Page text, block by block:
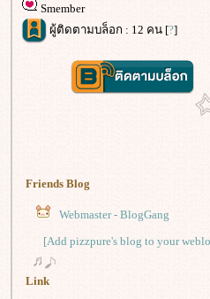
Smember
ผู้ติดตามบล็อก : 12 คน [?]
Friends Blog
Webmaster - BlogGang
[Add pizzpure's blog to your
Link